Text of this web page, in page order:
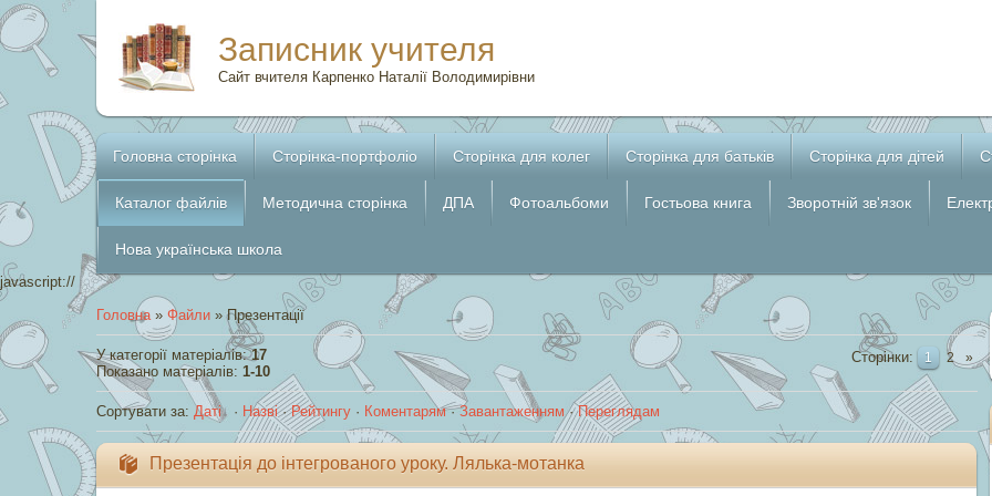
Записник учителя
Сайт вчителя Карпенко Наталії Володимирівни
Головна сторінка Сторінка-портфоліо Сторінка для колег Сторінка для батьків Cторінка для дітей
Каталог файлів Методична сторінка ДПА Фотоальбоми Гостьова книга Зворотній зв'язок
Нова українська школа
javascript://
Головна» Файли » Презентації
У категорії матеріалів:17
Показано матеріалів: 1-10
Сторінки: 1 2 »
Сортувати за: Даті · Назві·Рейтингу · Коментарям·Завантаженням·Переглядам
Презентація до інтегрованого уроку. Лялька-мотанка